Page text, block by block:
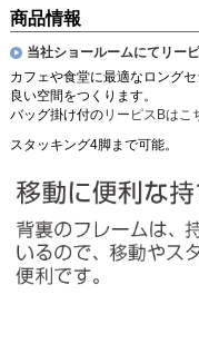
商品情報
当社ショールームにてリー
カフェや食堂に最適なロング
良い空間をつくります。
バッグ掛け付のリーピスBはこ
スタッキング4脚まで可能。